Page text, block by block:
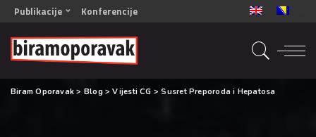
Publikacije
OPORAVAK- Naš zajednički cilj BiH/CG
OPORAVAK- Naš zajednički cilj SRB
RECOVERY- Our common goal ENG
OPORAVAK- Naš zajednički cilj 2
Konferencije
Biram Oporavak > Blog>Vijesti CG >Susret Preporoda i Hepatosa